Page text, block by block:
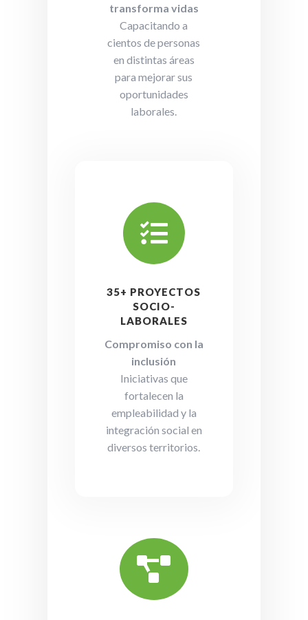
transforma vidas
Capacitando a
cientos de personas
en distintas áreas
para mejorar sus
oportunidades
laborales.

35+ PROYECTOS
SOCIO-
LABORALES
Compromiso con la
inclusión
Iniciativas que
fortalecen la
empleabilidad y la
integración social en
diversos territorios.
